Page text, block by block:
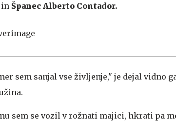
in Španec Alberto Contador.
sem sanjal vse življenje," je dejal vidno
sem se vozil v rožnati majici, hkrati pa